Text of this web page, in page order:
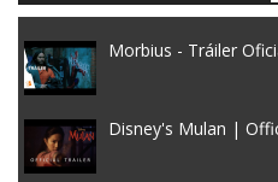
Morbius - Tráiler
Disney's Mulan |